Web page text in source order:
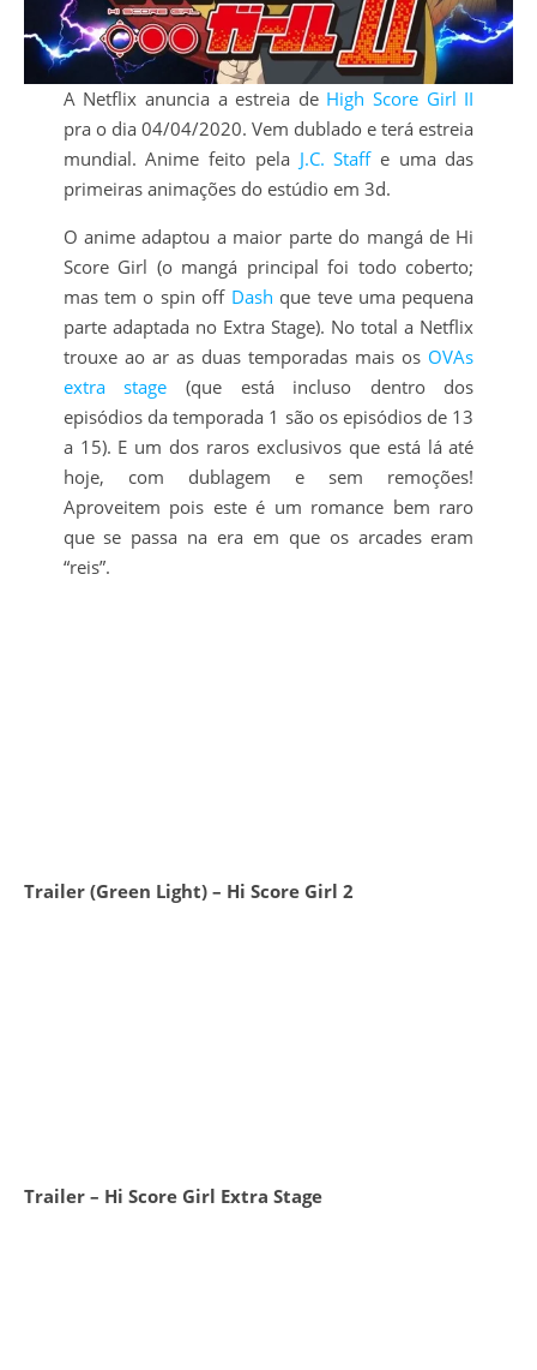
A Netflix anuncia a estreia de High Score Girl II
pra o dia 04/04/2020. Vem dublado e terá estreia
mundial. Anime feito pela J.C. Staffe uma das
primeiras animações do estúdio em 3d.
O anime adaptou a maior parte do mangá de Hi
Score Girl (o mangá principal foi todo coberto;
mas tem o spin off Dash que teve uma pequena
parte adaptada no Extra Stage). No total a Netflix
trouxe ao ar as duas temporadas mais os OVAs
extra stage (que está incluso dentro dos
episódios da temporada 1 são os episódios de 13
a 15). E um dos raros exclusivos que está lá até
hoje, com dublagem e sem remoções!
Aproveitem pois este é um romance bem raro
que se passa na era em que os arcades eram
“reis”.
Trailer (Green Light) – Hi Score Girl 2
Trailer – Hi Score Girl Extra Stage